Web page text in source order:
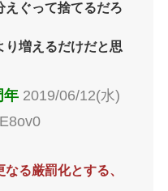
えぐって捨てるだろ
り増えるだけだと思
年 2019/06/12(水)
る厳罰化とする、